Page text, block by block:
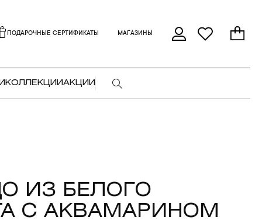
ПОДАРОЧНЫЕ СЕРТИФИКАТЫ МАГАЗИНЫ
КОЛЛЕКЦИИАКЦИИ
ИЗ БЕЛОГО
С АКВАМАРИНОМ